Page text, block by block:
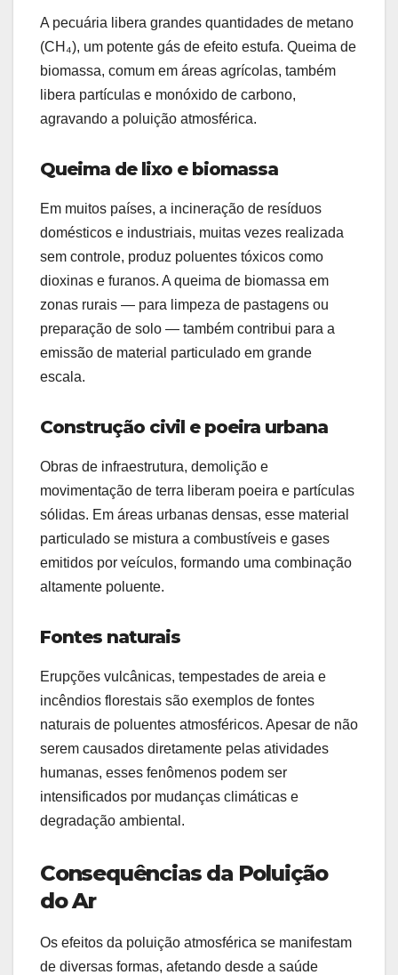
A pecuária libera grandes quantidades de metano
(CH₄), um potente gás de efeito estufa. Queima de
biomassa, comum em áreas agrícolas, também
libera partículas e monóxido de carbono,
agravando a poluição atmosférica.
Queima de lixo e biomassa
Em muitos países, a incineração de resíduos
domésticos e industriais, muitas vezes realizada
sem controle, produz poluentes tóxicos como
dioxinas e furanos. A queima de biomassa em
zonas rurais — para limpeza de pastagens ou
preparação de solo — também contribui para a
emissão de material particulado em grande
escala.
Construção civil e poeira urbana
Obras de infraestrutura, demolição e
movimentação de terra liberam poeira e partículas
sólidas. Em áreas urbanas densas, esse material
particulado se mistura a combustíveis e gases
emitidos por veículos, formando uma combinação
altamente poluente.
Fontes naturais
Erupções vulcânicas, tempestades de areia e
incêndios florestais são exemplos de fontes
naturais de poluentes atmosféricos. Apesar de não
serem causados diretamente pelas atividades
humanas, esses fenômenos podem ser
intensificados por mudanças climáticas e
degradação ambiental.
Consequências da Poluição
do Ar
Os efeitos da poluição atmosférica se manifestam
de diversas formas, afetando desde a saúde